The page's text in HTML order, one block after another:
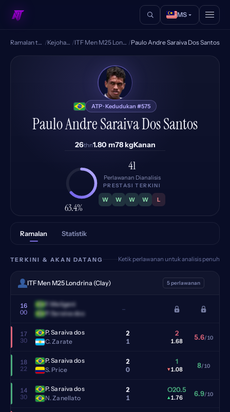
MS
Ramalan tenis / Kejohanan / ITF Men M25 Londrina /Paulo Andre Saraiva Dos Santos
PS
ATP · Kedudukan #575
Paulo Andre Saraiva Dos Santos
26thn1.80 m78 kgKanan
63.4%
41
Perlawanan Dianalisis
PRESTASI TERKINI
W W W W L
Ramalan Statistik
TERKINI & AKAN DATANG Ketik perlawanan untuk analisis penuh
ITF Men M25 Londrina (Clay) 5 perlawanan
16
00
F. Meligeni
P. Saraiva dos
–
17
30
P. Saraiva dos
C. Zarate
2
1
2
1.68 5.6/10
18
22
P. Saraiva dos
S. Price
2
0
1
▾1.08 8/10
14
30
P. Saraiva dos
N. Zanellato
2
1
O20.5
▴1.76 6.9/10